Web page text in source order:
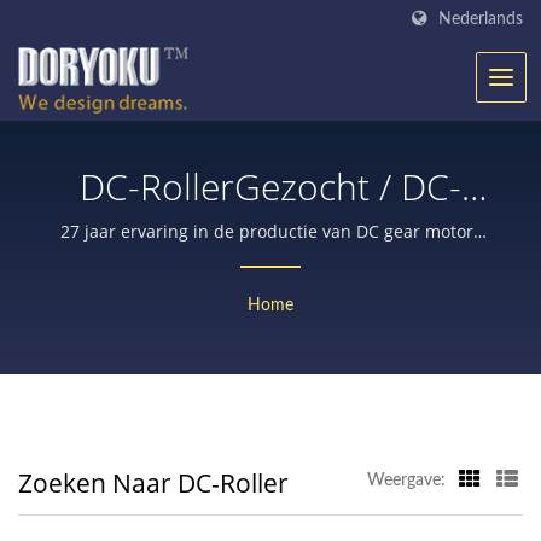
Nederlands
DC-RollerGezocht / DC-
Motoren & Planetaire
Versnellingsbakken
Doryoku Technical Corp.
27 jaar ervaring in de productie van DC gear motors
voor medische apparatuur, robots, automatische
landbouwapparatuur, met encoder of rem,
Home
Zoeken Naar DC-Roller Weergave: